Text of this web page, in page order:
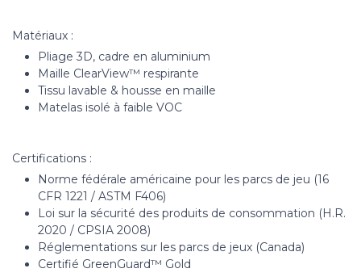
Matériaux :
Pliage 3D, cadre en aluminium
Maille ClearView™ respirante
Tissu lavable & housse en maille
Matelas isolé à faible VOC
Certifications :
Norme fédérale américaine pour les parcs de jeu (16
CFR 1221 / ASTM F406)
Loi sur la sécurité des produits de consommation (H.R.
2020 / CPSIA 2008)
Réglementations sur les parcs de jeux (Canada)
Certifié GreenGuard™ Gold